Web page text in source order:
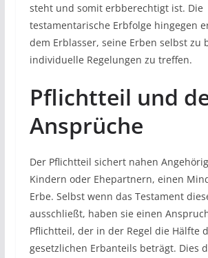
steht und somit erbberechtigt ist. Die
testamentarische Erbfolge hingegen
dem Erblasser, seine Erben selbst zu
individuelle Regelungen zu treffen.
Pflichtteil und
Ansprüche
Der Pflichtteil sichert nahen
Kindern oder Ehepartnern, einen
Erbe. Selbst wenn das Testament
ausschließt, haben sie einen
Pflichtteil, der in der Regel die Hälfte
gesetzlichen Erbanteils beträgt. Dies